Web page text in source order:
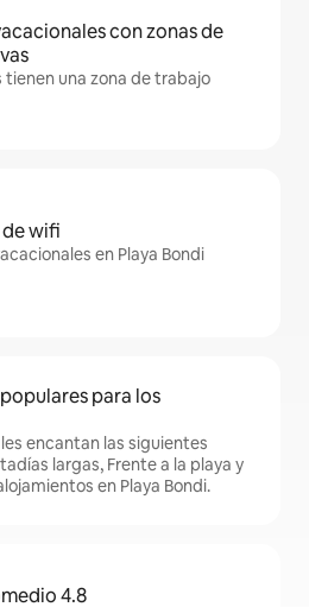
con zonas de
una zona de trabajo
wifi
en Playa Bondi
para los
encantan las siguientes
largas, Frente a la playa y
en Playa Bondi.
4.8